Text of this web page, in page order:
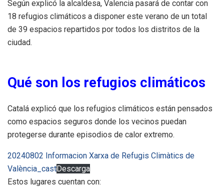
Según explicó la alcaldesa, Valencia pasará de contar con
18 refugios climáticos a disponer este verano de un total
de 39 espacios repartidos por todos los distritos de la
ciudad.
Qué son los refugios climáticos
Catalá explicó que los refugios climáticos están pensados
como espacios seguros donde los vecinos puedan
protegerse durante episodios de calor extremo.
20240802 Informacion Xarxa de Refugis Climàtics de
València_castDescarga
Estos lugares cuentan con: